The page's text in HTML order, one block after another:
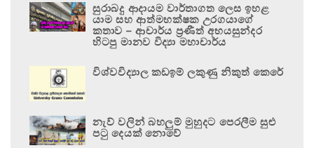
සුරාබදු ආදායම වාර්තාගත ලෙස ඉහළ
යාම සහ ආත්මභක්ෂක උරගයාගේ
කතාව – ආචාර්ය ප්‍රණීත් අභයසුන්දර
හිටපු මානව විද්‍යා මහාචාර්ය
විශ්වවිද්‍යාල කඩඉම් ලකුණු නිකුත් කෙරේ
නැව් වලින් බහලුම් මුහුදට පෙරලීම සුළු
පටු දෙයක් නොවේ